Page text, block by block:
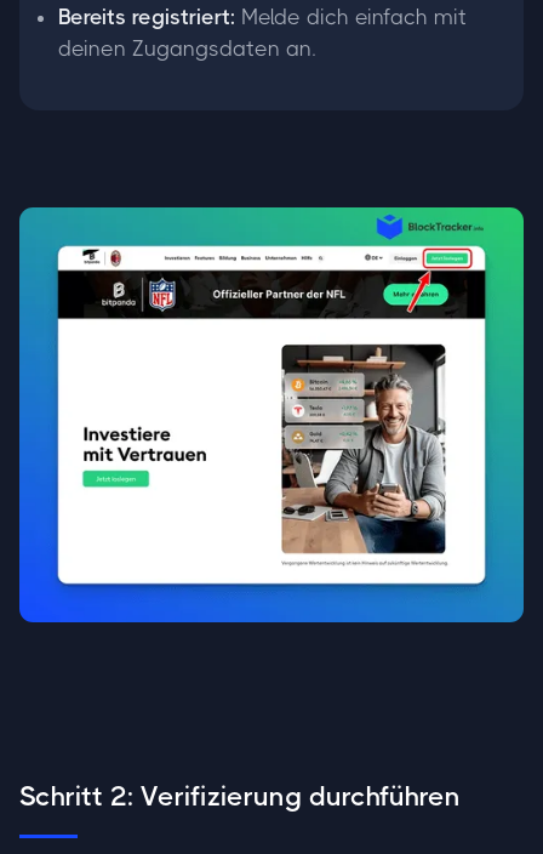
Bereits registriert: Melde dich einfach mit
deinen Zugangsdaten an.
Schritt 2: Verifizierung durchführen